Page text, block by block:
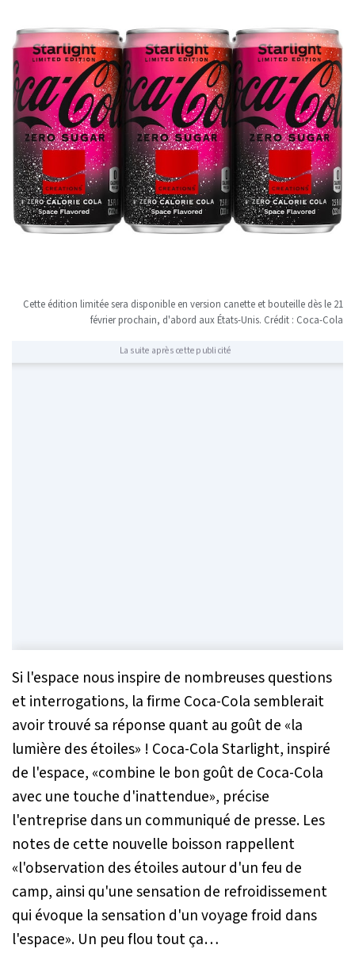
Cette édition limitée sera disponible en version canette et bouteille dès le 21
février prochain, d'abord aux États-Unis. Crédit : Coca-Cola
La suite après cette publicité
Si l'espace nous inspire de nombreuses questions
et interrogations, la firme Coca-Cola semblerait
avoir trouvé sa réponse quant au goût de «la
lumière des étoiles» ! Coca-Cola Starlight, inspiré
de l'espace, «combine le bon goût de Coca-Cola
avec une touche d'inattendue», précise
l'entreprise dans un communiqué de presse. Les
notes de cette nouvelle boisson rappellent
«l'observation des étoiles autour d'un feu de
camp, ainsi qu'une sensation de refroidissement
qui évoque la sensation d'un voyage froid dans
l'espace». Un peu flou tout ça…